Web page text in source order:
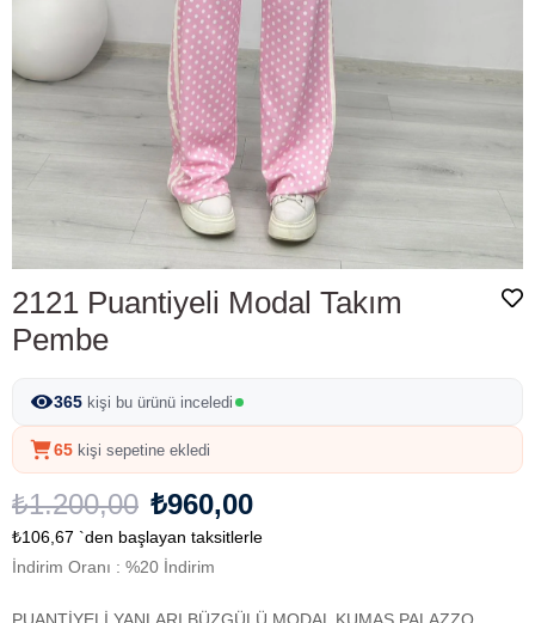
2121 Puantiyeli Modal Takım
Pembe
365 kişi bu ürünü inceledi
65 kişi sepetine ekledi
₺1.200,00 ₺960,00
₺106,67 `den başlayan taksitlerle
İndirim Oranı : %20 İndirim